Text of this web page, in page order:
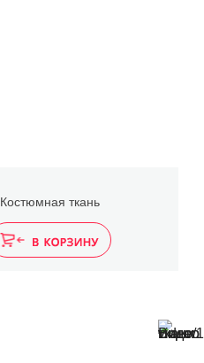
Костюмная ткань